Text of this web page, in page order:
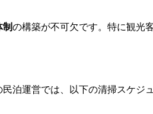
の構築が不可欠です。特に観光
泊運営では、以下の清掃スケジ